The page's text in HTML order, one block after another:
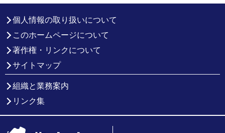
個人情報の取り扱いについて
このホームページについて
著作権・リンクについて
サイトマップ
組織と業務案内
リンク集